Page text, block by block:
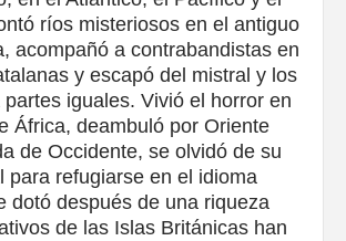
ríos misteriosos en el antiguo
acompañó a contrabandistas en
y escapó del mistral y los
iguales. Vivió el horror en
África, deambuló por Oriente
de Occidente, se olvidó de su
para refugiarse en el idioma
dotó después de una riqueza
de las Islas Británicas han